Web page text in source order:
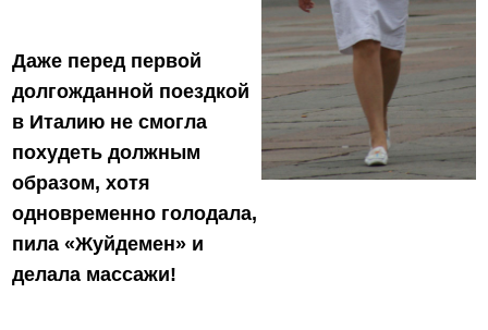
Даже перед первой
долгожданной поездкой
в Италию не смогла
похудеть должным
образом, хотя
одновременно голодала,
пила «Жуйдемен» и
делала массажи!